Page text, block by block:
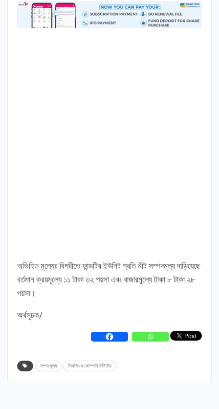
অভিহিত মূল্যের বিপরীতে ফান্ডটির ইউনিট প্রতি নীট সম্পদমূল্য দাড়িয়েছে
বর্তমান ক্রয়মূল্যে ১১ টাকা ৩২ পয়সা এবং বাজারমূল্যে টাকা ৮ টাকা ২৮
পয়সা।
অর্থসূচক/
সম্পদ মূল্য সিএপিএম কোম্পানি লিমিটেড